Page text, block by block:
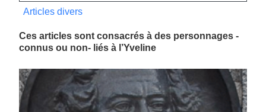
Articles divers
Ces articles sont consacrés à des personnages -
connus ou non- liés à l’Yveline